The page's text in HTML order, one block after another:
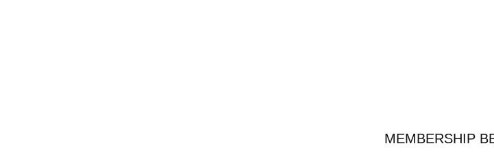
MEMBERSHIP